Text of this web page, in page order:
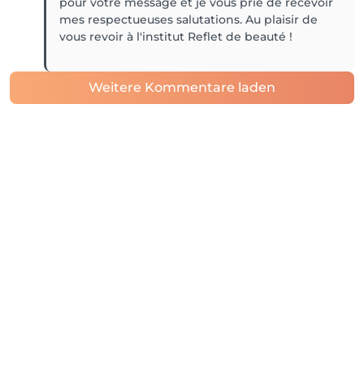
mes respectueuses salutations. Au plaisir de
vous revoir à l'institut Reflet de beauté !
Weitere Kommentare laden